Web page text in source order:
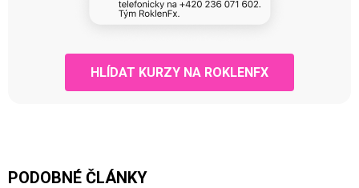
HLÍDAT KURZY NA ROKLENFX
PODOBNÉ ČLÁNKY